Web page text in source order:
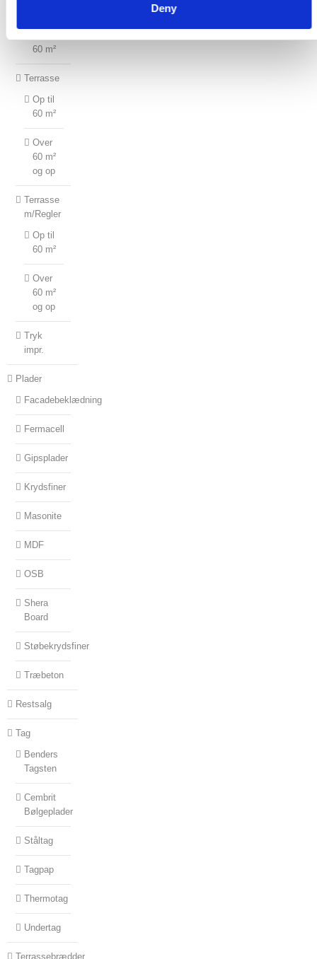
Deny
60 m²
Terrasse
Op til
60 m²
Over
60 m²
og op
Terrasse
m/Regler
Op til
60 m²
Over
60 m²
og op
Tryk
impr.
Plader
Facadebeklædning
Fermacell
Gipsplader
Krydsfiner
Masonite
MDF
OSB
Shera
Board
Støbekrydsfiner
Træbeton
Restsalg
Tag
Benders
Tagsten
Cembrit
Bølgeplader
Ståltag
Tagpap
Thermotag
Undertag
Terrassebrædder